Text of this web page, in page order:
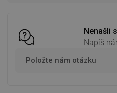
Nenašli
Napíš
Položte nám otázku